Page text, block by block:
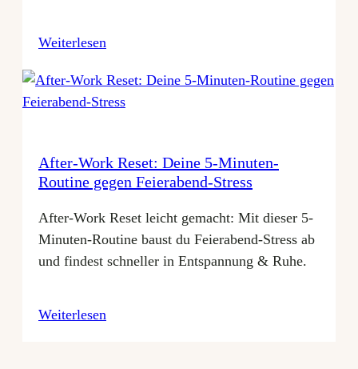
Weiterlesen
After-Work Reset: Deine 5-Minuten-
Routine gegen Feierabend-Stress
After-Work Reset leicht gemacht: Mit dieser 5-
Minuten-Routine baust du Feierabend-Stress ab
und findest schneller in Entspannung & Ruhe.
Weiterlesen